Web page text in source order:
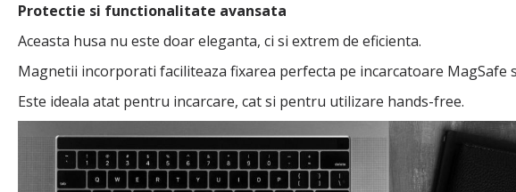
Protectie si functionalitate avansata
Aceasta husa nu este doar eleganta, ci si extrem de eficienta.
Magnetii incorporati faciliteaza fixarea perfecta pe incarcatoare
Este ideala atat pentru incarcare, cat si pentru utilizare hands-free.